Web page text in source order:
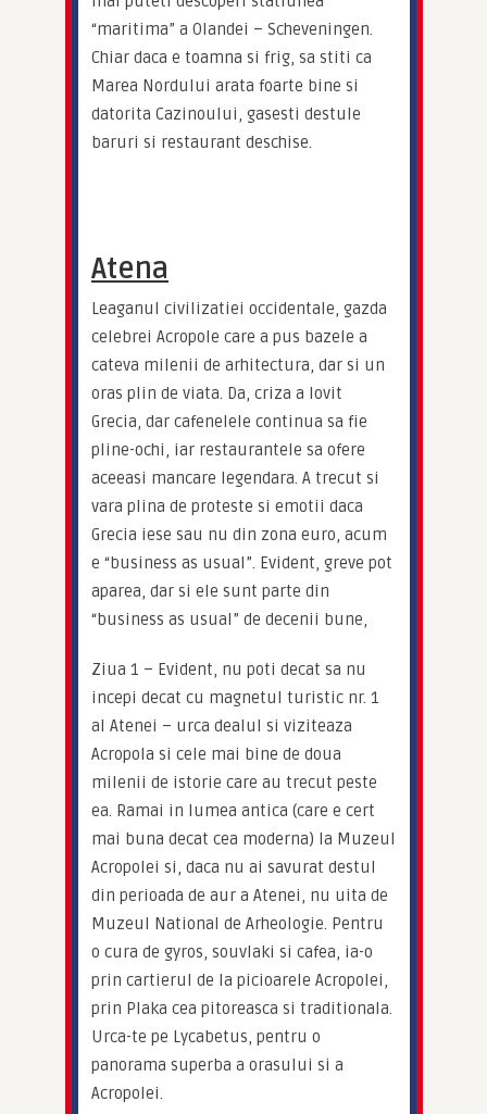
“maritima” a Olandei – Scheveningen.
Chiar daca e toamna si frig, sa stiti ca
Marea Nordului arata foarte bine si
datorita Cazinoului, gasesti destule
baruri si restaurant deschise.
Atena
Leaganul civilizatiei occidentale, gazda
celebrei Acropole care a pus bazele a
cateva milenii de arhitectura, dar si un
oras plin de viata. Da, criza a lovit
Grecia, dar cafenelele continua sa fie
pline-ochi, iar restaurantele sa ofere
aceeasi mancare legendara. A trecut si
vara plina de proteste si emotii daca
Grecia iese sau nu din zona euro, acum
e “business as usual”. Evident, greve pot
aparea, dar si ele sunt parte din
“business as usual” de decenii bune,
Ziua 1 – Evident, nu poti decat sa nu
incepi decat cu magnetul turistic nr. 1
al Atenei – urca dealul si viziteaza
Acropola si cele mai bine de doua
milenii de istorie care au trecut peste
ea. Ramai in lumea antica (care e cert
mai buna decat cea moderna) la Muzeul
Acropolei si, daca nu ai savurat destul
din perioada de aur a Atenei, nu uita de
Muzeul National de Arheologie. Pentru
o cura de gyros, souvlaki si cafea, ia-o
prin cartierul de la picioarele Acropolei,
prin Plaka cea pitoreasca si traditionala.
Urca-te pe Lycabetus, pentru o
panorama superba a orasului si a
Acropolei.